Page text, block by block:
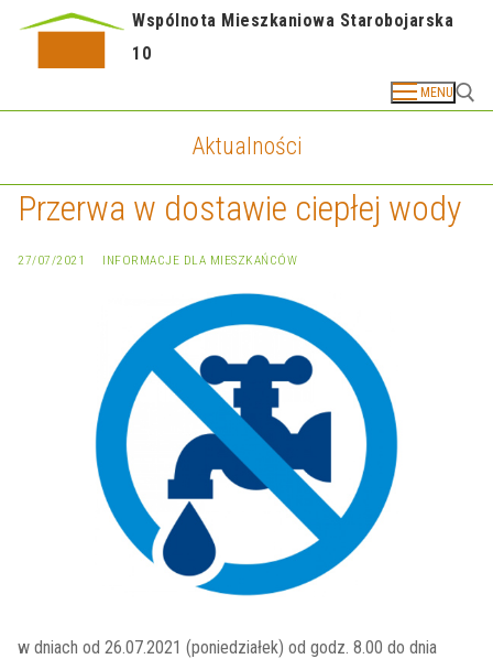
Przejdź
treści
Wspólnota Mieszkaniowa Starobojarska
10
MENU
STRONA GŁÓWNA
AKTUALNOŚCI
DOKUMENTACJA
Granice działek
Fundusz Remontowy – regulamin
E-kartoteka
Aktualności
Przerwa w dostawie ciepłej wody
27/07/2021 INFORMACJE DLA MIESZKAŃCÓW
w dniach od 26.07.2021 (poniedziałek) od godz. 8.00 do dnia